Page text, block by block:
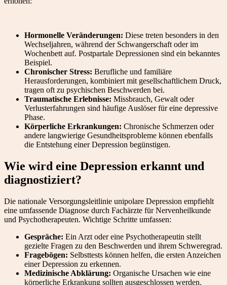
Hormonelle Veränderungen: Diese treten besonders in den
Wechseljahren, während der Schwangerschaft oder im
Wochenbett auf. Postpartale Depressionen sind ein bekanntes
Beispiel.
Chronischer Stress: Berufliche und familiäre
Herausforderungen, kombiniert mit gesellschaftlichem Druck,
tragen oft zu psychischen Beschwerden bei.
Traumatische Erlebnisse: Missbrauch, Gewalt oder
Verlusterfahrungen sind häufige Auslöser für eine depressive
Phase.
Körperliche Erkrankungen: Chronische Schmerzen oder
andere langwierige Gesundheitsprobleme können ebenfalls
die Entstehung einer Depression begünstigen.
Wie wird eine Depression erkannt und
diagnostiziert?
Die nationale Versorgungsleitlinie unipolare Depression empfiehlt
eine umfassende Diagnose durch Fachärzte für Nervenheilkunde
und Psychotherapeuten. Wichtige Schritte umfassen:
Gespräche: Ein Arzt oder eine Psychotherapeutin stellt
gezielte Fragen zu den Beschwerden und ihrem Schweregrad.
Fragebögen: Selbsttests können helfen, die ersten Anzeichen
einer Depression zu erkennen.
Medizinische Abklärung: Organische Ursachen wie eine
körperliche Erkrankung sollten ausgeschlossen werden.